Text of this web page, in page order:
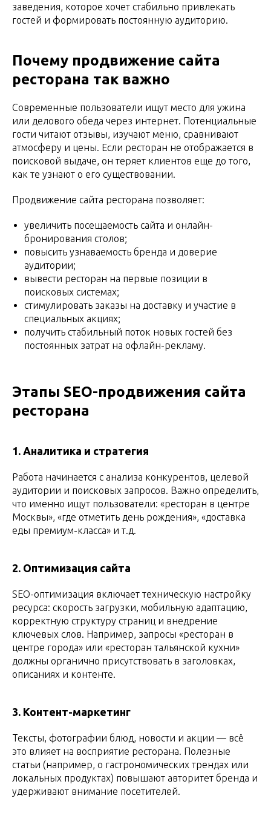
заведения, которое хочет стабильно привлекать
гостей и формировать постоянную аудиторию.
Почему продвижение сайта
ресторана так важно
Современные пользователи ищут место для ужина
или делового обеда через интернет. Потенциальные
гости читают отзывы, изучают меню, сравнивают
атмосферу и цены. Если ресторан не отображается в
поисковой выдаче, он теряет клиентов еще до того,
как те узнают о его существовании.
Продвижение сайта ресторана позволяет:
увеличить посещаемость сайта и онлайн-
бронирования столов;
повысить узнаваемость бренда и доверие
аудитории;
вывести ресторан на первые позиции в
поисковых системах;
стимулировать заказы на доставку и участие в
специальных акциях;
получить стабильный поток новых гостей без
постоянных затрат на офлайн-рекламу.
Этапы SEO-продвижения сайта
ресторана
1. Аналитика и стратегия
Работа начинается с анализа конкурентов, целевой
аудитории и поисковых запросов. Важно определить,
что именно ищут пользователи: «ресторан в центре
Москвы», «где отметить день рождения», «доставка
еды премиум-класса» и т.д.
2. Оптимизация сайта
SEO-оптимизация включает техническую настройку
ресурса: скорость загрузки, мобильную адаптацию,
корректную структуру страниц и внедрение
ключевых слов. Например, запросы «ресторан в
центре города» или «ресторан тальянской кухни»
должны органично присутствовать в заголовках,
описаниях и контенте.
3. Контент-маркетинг
Тексты, фотографии блюд, новости и акции — всё
это влияет на восприятие ресторана. Полезные
статьи (например, о гастрономических трендах или
локальных продуктах) повышают авторитет бренда и
удерживают внимание посетителей.